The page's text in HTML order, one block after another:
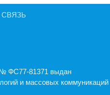
№ ФС77-81371 выдан
и массовых коммуникаций